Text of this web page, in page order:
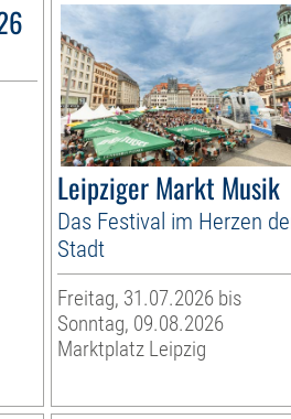
Leipziger Markt Musik
Das Festival im Herzen
Stadt
Freitag, 31.07.2026 bis
Sonntag, 09.08.2026
Marktplatz Leipzig